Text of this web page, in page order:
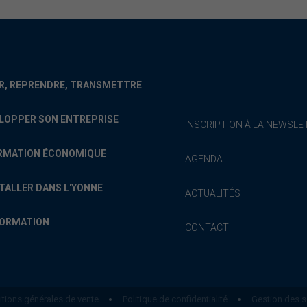
REPRENDRE, TRANSMETTRE
SON ENTREPRISE
ÉCONOMIQUE
DANS L'YONNE
INSCRIPTION À LA
AGENDA
ACTUALITÉS
CONTACT
générales de vente Politique de confidentialité Gestion des